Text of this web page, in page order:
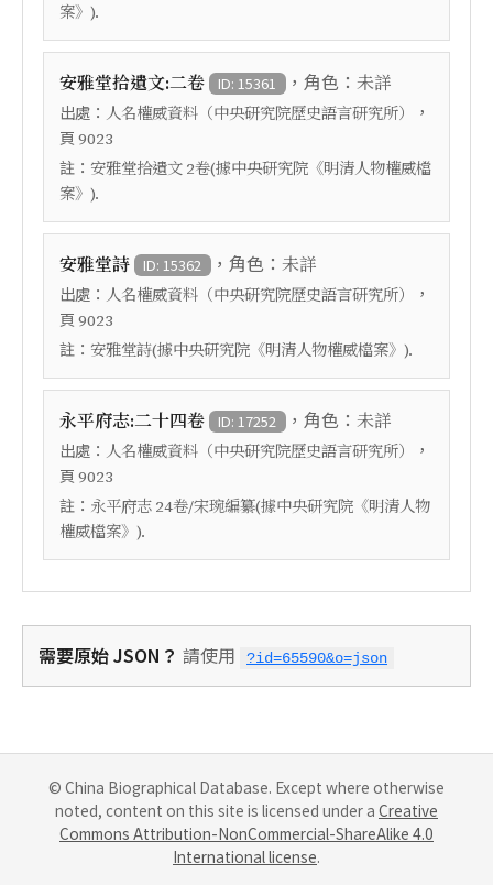
案》).
安雅堂拾遺文:二卷 ID: 15361 ，角色： 未詳
出處： 人名權威資料（中央研究院歷史語言研究所）
，
頁 9023
註： 安雅堂拾遺文 2卷(據中央研究院《明清人物權威檔
案》).
安雅堂詩 ID: 15362 ，角色： 未詳
出處： 人名權威資料（中央研究院歷史語言研究所）
，
頁 9023
註： 安雅堂詩(據中央研究院《明清人物權威檔案》).
永平府志:二十四卷 ID: 17252 ，角色： 未詳
出處： 人名權威資料（中央研究院歷史語言研究所）
，
頁 9023
註： 永平府志 24卷/宋琬編纂(據中央研究院《明清人物
權威檔案》).
需要原始 JSON？ 請使用 ?id=65590&o=json
© China Biographical Database. Except where otherwise
noted, content on this site is licensed under a Creative
Commons Attribution-NonCommercial-ShareAlike 4.0
International license.